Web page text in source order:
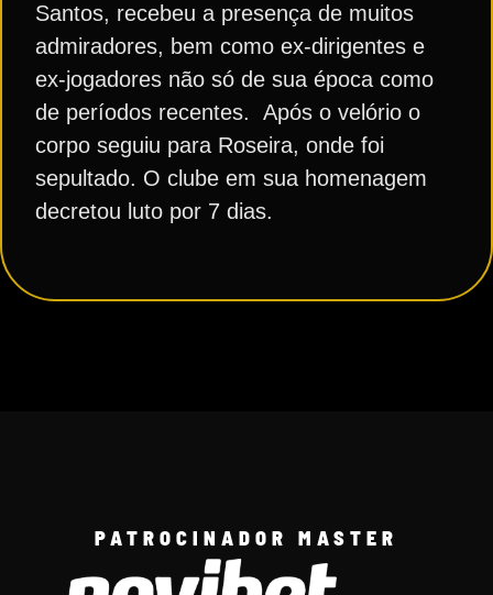
Santos, recebeu a presença de muitos
admiradores, bem como ex-dirigentes e
ex-jogadores não só de sua época como
de períodos recentes. Após o velório o
corpo seguiu para Roseira, onde foi
sepultado. O clube em sua homenagem
decretou luto por 7 dias.
PATROCINADOR MASTER